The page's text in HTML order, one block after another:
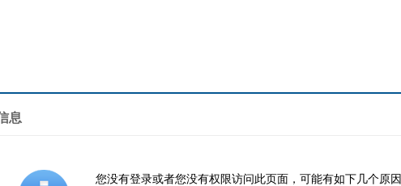
息
您没有登录或者您没有权限访问此页面，可能有如下几个原因